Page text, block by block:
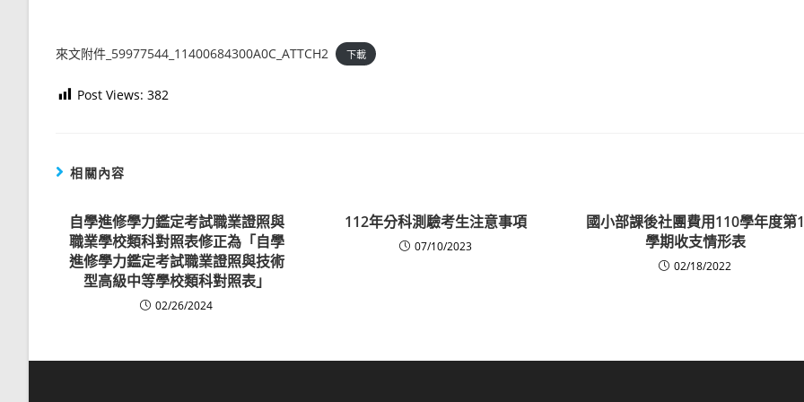
來文附件_59977544_11400684300A0C_ATTCH2 下載
Post Views: 382
相關內容
自學進修學力鑑定考試職業證照與
職業學校類科對照表修正為「自學
進修學力鑑定考試職業證照與技術
型高級中等學校類科對照表」
02/26/2024
112年分科測驗考生注意事項
07/10/2023
國小部課後社團費用110學年度第1
學期收支情形表
02/18/2022